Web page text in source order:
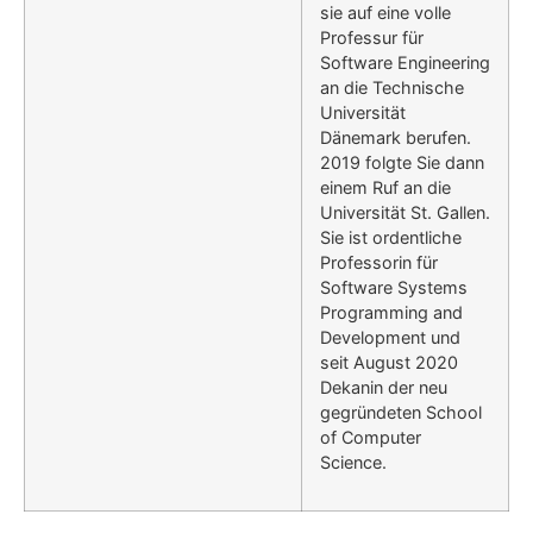
sie auf eine volle
Professur für
Software Engineering
an die Technische
Universität
Dänemark berufen.
2019 folgte Sie dann
einem Ruf an die
Universität St. Gallen.
Sie ist ordentliche
Professorin für
Software Systems
Programming and
Development und
seit August 2020
Dekanin der neu
gegründeten School
of Computer
Science.